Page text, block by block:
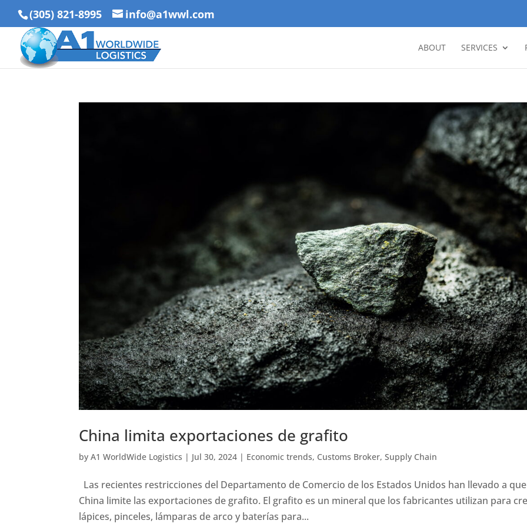
(305) 821-8995 info@a1wwl.com
ABOUT SERVICES
China limita exportaciones de grafito
byA1 WorldWide Logistics | Jul 30, 2024 | Economic trends, Customs Broker,Supply Chain
Las recientes restricciones del Departamento de Comercio de los Estados Unidos han llevado a que
China limite las exportaciones de grafito. El grafito es un mineral que los fabricantes utilizan para
lápices, pinceles, lámparas de arco y baterías para...